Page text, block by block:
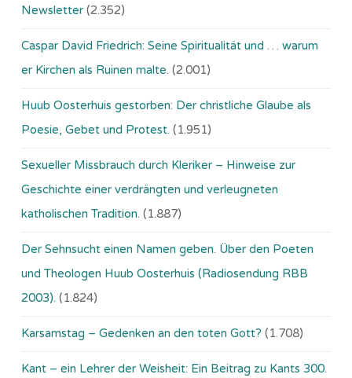
Newsletter (2.352)
Caspar David Friedrich: Seine Spiritualität und … warum
er Kirchen als Ruinen malte. (2.001)
Huub Oosterhuis gestorben: Der christliche Glaube als
Poesie, Gebet und Protest. (1.951)
Sexueller Missbrauch durch Kleriker – Hinweise zur
Geschichte einer verdrängten und verleugneten
katholischen Tradition. (1.887)
Der Sehnsucht einen Namen geben. Über den Poeten
und Theologen Huub Oosterhuis (Ra­dio­sen­dung RBB
2003). (1.824)
Karsamstag – Gedenken an den toten Gott? (1.708)
Kant – ein Lehrer der Weisheit: Ein Beitrag zu Kants 300.